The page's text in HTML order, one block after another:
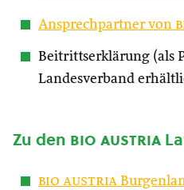
Ansprechpartner von
Beitrittserklärung (als
Landesverband
Zu den bio austria
bio austria